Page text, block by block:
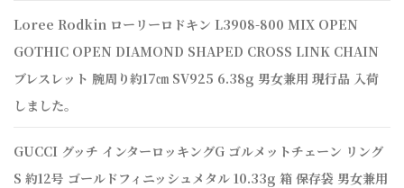
Loree Rodkin ローリーロドキン L3908-800 MIX OPEN
GOTHIC OPEN DIAMOND SHAPED CROSS LINK CHAIN
ブレスレット 腕周り約17㎝ SV925 6.38g 男女兼用 現行品 入荷
しました。
GUCCI グッチ インターロッキングG ゴルメットチェーン リング
S 約12号 ゴールドフィニッシュメタル 10.33g 箱 保存袋 男女兼用